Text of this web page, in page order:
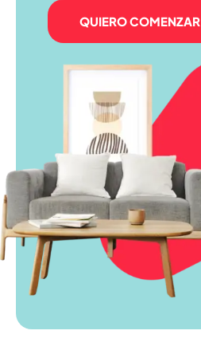
QUIERO COMENZAR